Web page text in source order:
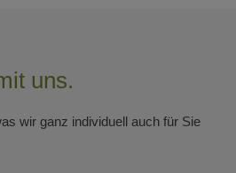
uns.
wir ganz individuell auch für Sie